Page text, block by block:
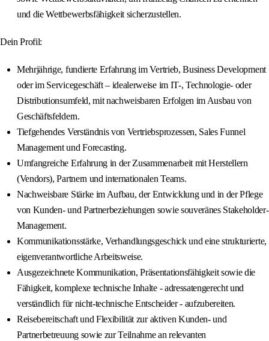
und die Wettbewerbsfähigkeit sicherzustellen.
Dein Profil:
Mehrjährige, fundierte Erfahrung im Vertrieb, Business Development
oder im Servicegeschäft – idealerweise im IT-, Technologie- oder
Distributionsumfeld, mit nachweisbaren Erfolgen im Ausbau von
Geschäftsfeldern.
Tiefgehendes Verständnis von Vertriebsprozessen, Sales Funnel
Management und Forecasting.
Umfangreiche Erfahrung in der Zusammenarbeit mit Herstellern
(Vendors), Partnern und internationalen Teams.
Nachweisbare Stärke im Aufbau, der Entwicklung und in der Pflege
von Kunden- und Partnerbeziehungen sowie souveränes Stakeholder-
Management.
Kommunikationsstärke, Verhandlungsgeschick und eine strukturierte,
eigenverantwortliche Arbeitsweise.
Ausgezeichnete Kommunikation, Präsentationsfähigkeit sowie die
Fähigkeit, komplexe technische Inhalte - adressatengerecht und
verständlich für nicht-technische Entscheider - aufzubereiten.
Reisebereitschaft und Flexibilität zur aktiven Kunden- und
Partnerbetreuung sowie zur Teilnahme an relevanten